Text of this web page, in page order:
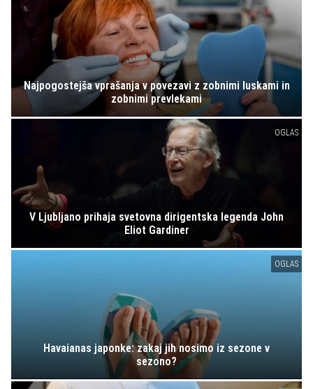
Najpogostejša vprašanja v povezavi z zobnimi luskami in
zobnimi prevlekami
OGLAS
V Ljubljano prihaja svetovna dirigentska legenda John
Eliot Gardiner
OGLAS
Havaianas japonke: zakaj jih nosimo iz sezone v
sezono?